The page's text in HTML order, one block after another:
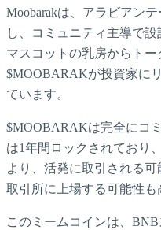
Moobarakは、アラビアン
し、コミュニティ主導で
マスコットの乳房からトー
$MOOBARAKが投資家に
ています。
$MOOBARAKは完全にコ
は1年間ロックされており
より、活発に取引される
取引所に上場する可能性も
このミームコインは、BNB